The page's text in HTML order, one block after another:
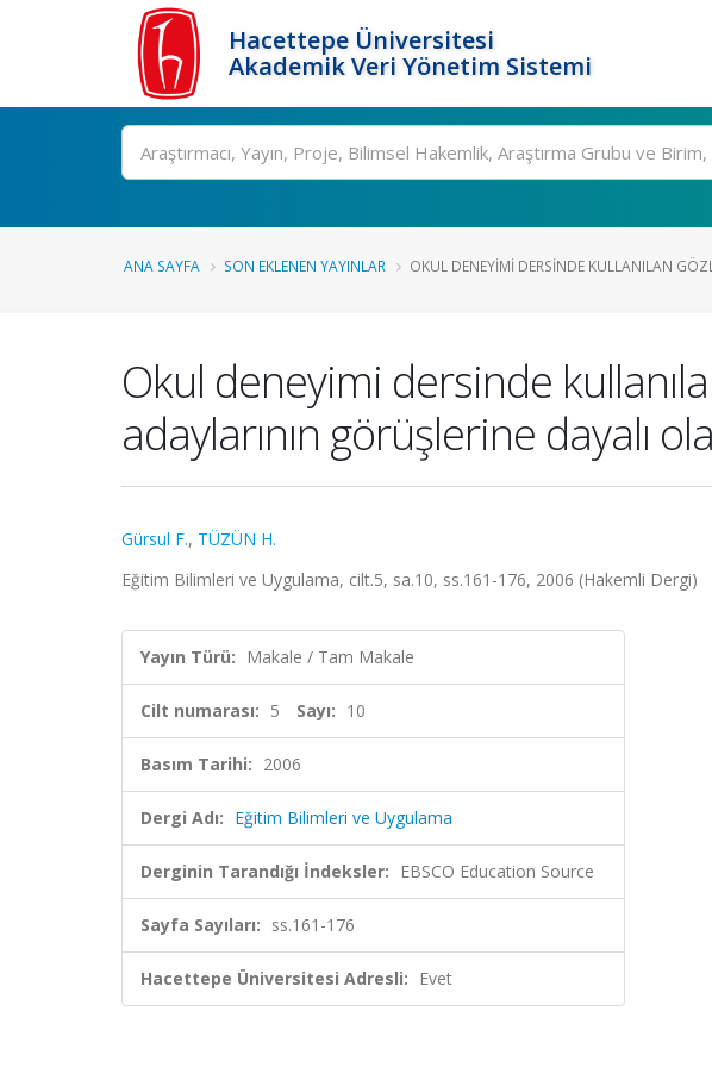
Hacettepe Üniversitesi
Akademik Veri Yönetim Sistemi
Ara
ANA SAYFA SON EKLENEN YAYINLAR OKUL DENEYIMI DERSINDE KULLANILAN
Okul deneyimi dersinde
adaylarının görüşlerine dayalı
Gürsul F., TÜZÜN H.
Eğitim Bilimleri ve Uygulama, cilt.5, sa.10, ss.161-176, 2006 (Hakemli Dergi)
Yayın Türü: Makale / Tam Makale
Cilt numarası: 5 Sayı: 10
Basım Tarihi: 2006
Dergi Adı: Eğitim Bilimleri ve Uygulama
Derginin Tarandığı İndeksler: EBSCO Education Source
Sayfa Sayıları: ss.161-176
Hacettepe Üniversitesi Adresli: Evet